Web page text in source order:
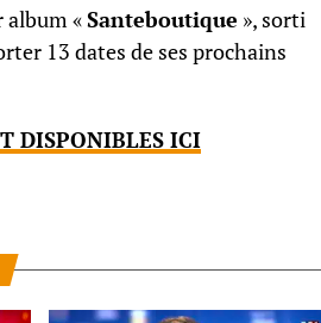
«Santeboutique », sorti
13 dates de ses prochains
DISPONIBLES ICI